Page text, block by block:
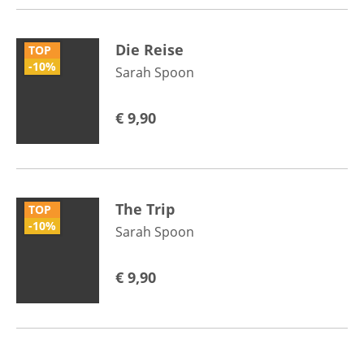
TOP
-10%
Die Reise
Sarah Spoon
€ 9,90
TOP
-10%
The Trip
Sarah Spoon
€ 9,90